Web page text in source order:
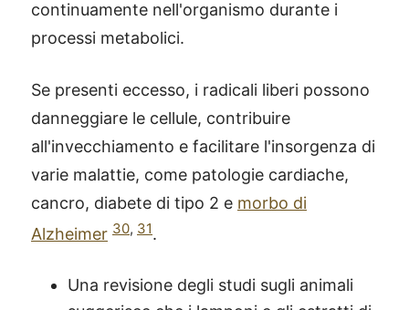
continuamente nell'organismo durante i
processi metabolici.
Se presenti eccesso, i radicali liberi possono
danneggiare le cellule, contribuire
all'invecchiamento e facilitare l'insorgenza di
varie malattie, come patologie cardiache,
cancro, diabete di tipo 2 e morbo di
Alzheimer 30, 31.
Una revisione degli studi sugli animali